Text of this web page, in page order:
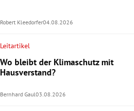
Robert Kleedorfer04.08.2026
Leitartikel
Wo bleibt der Klimaschutz mit
Hausverstand?
Bernhard Gaul03.08.2026